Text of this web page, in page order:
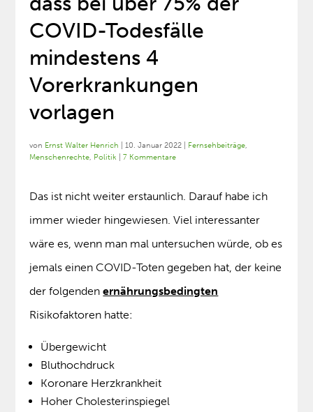
COVID-Todesfälle
mindestens 4
Vorerkrankungen
vorlagen
von Ernst Walter Henrich |10. Januar 2022 Fernsehbeiträge,
Menschenrechte, Politik |7 Kommentare
Das ist nicht weiter erstaunlich. Darauf habe ich
immer wieder hingewiesen. Viel interessanter
wäre es, wenn man mal untersuchen würde, ob es
jemals einen COVID-Toten gegeben hat, der keine
der folgendenernährungsbedingten
Risikofaktoren hatte:
Übergewicht
Bluthochdruck
Koronare Herzkrankheit
Hoher Cholesterinspiegel